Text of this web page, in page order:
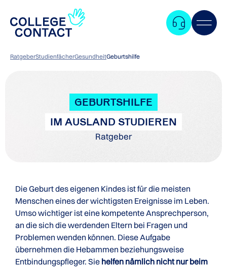
RatgeberStudienfächerGesundheitGeburtshilfe
GEBURTSHILFE
IM AUSLAND STUDIEREN
Ratgeber
Die Geburt des eigenen Kindes ist für die meisten
Menschen eines der wichtigsten Ereignisse im Leben.
Umso wichtiger ist eine kompetente Ansprechperson,
an die sich die werdenden Eltern bei Fragen und
Problemen wenden können. Diese Aufgabe
übernehmen die Hebammen beziehungsweise
Entbindungspfleger. Sie helfen nämlich nicht nur beim